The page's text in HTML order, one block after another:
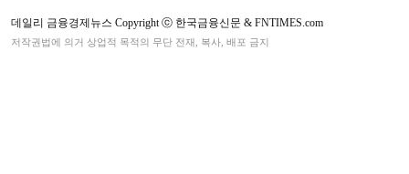
데일리 금융경제뉴스 Copyright ⓒ 한국금융신문 & FNTIMES.com
저작권법에 의거 상업적 목적의 무단 전재, 복사, 배포 금지